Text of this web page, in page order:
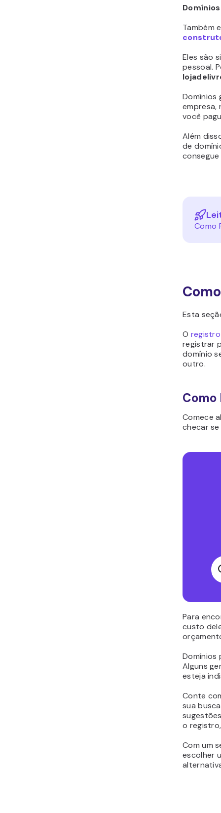
Também
Eles são
pessoal.
Domínios
empresa,
você
Além
de
Como
Esta
O
registrar
domínio
outro.
Como
Comece
checar
Para
custo
Domínios
Alguns
esteja
Conte
sua
o
Com um
escolher